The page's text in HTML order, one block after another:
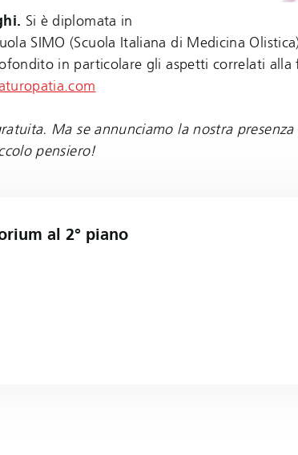
Si è diplomata in
SIMO (Scuola Italiana di Medicina
in particolare gli aspetti correlati alla
Ma se annunciamo la nostra
pensiero!
al 2° piano